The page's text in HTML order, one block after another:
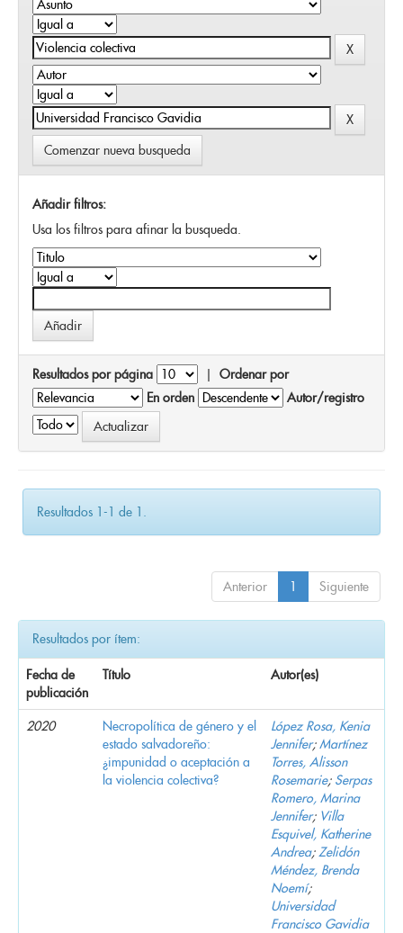
Comenzar nueva busqueda
Añadir filtros:
Usa los filtros para afinar la busqueda.
Resultados por página | Ordenar por
En orden
Autor/registro
Resultados 1-1 de 1.
Anterior 1 Siguiente
Resultados por ítem:
Fecha de
publicación
Título Autor(es)
2020
Necropolítica de género y el
estado salvadoreño:
¿impunidad o aceptación a
la violencia colectiva?
López Rosa, Kenia
Jennifer;Martínez
Torres, Alisson
Rosemarie; Serpas
Romero, Marina
Jennifer; Villa
Esquivel, Katherine
Andrea; Zelidón
Méndez, Brenda
Noemí;
Universidad
Francisco Gavidia